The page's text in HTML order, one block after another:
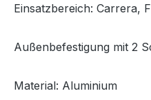
Einsatzbereich: Carrera,
Außenbefestigung mit 2
Material: Aluminium